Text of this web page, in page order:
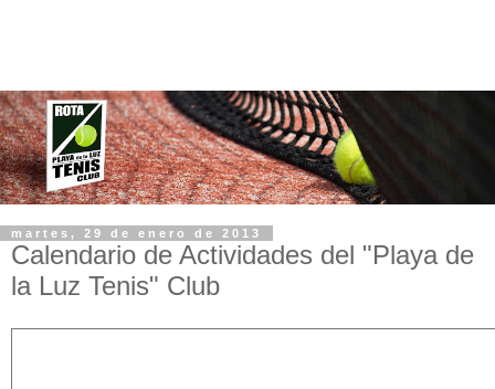
martes, 29 de enero de 2013
Calendario de Actividades del "Playa de
la Luz Tenis" Club